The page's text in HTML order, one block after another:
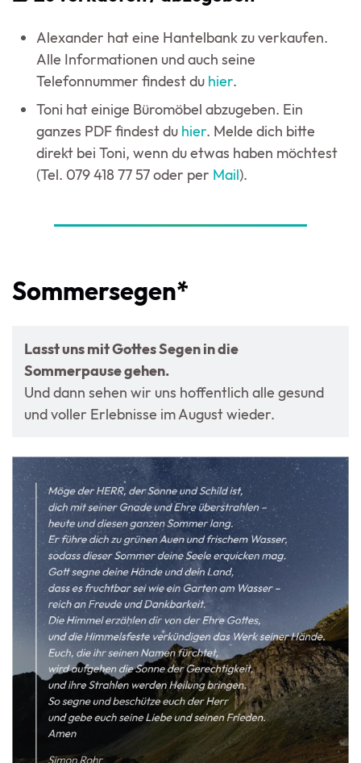
Alexander hat eine Hantelbank zu verkaufen.
Alle Informationen und auch seine
Telefonnummer findest du hier.
Toni hat einige Büromöbel abzugeben. Ein
ganzes PDF findest du hier. Melde dich bitte
direkt bei Toni, wenn du etwas haben möchtest
(Tel. 079 418 77 57 oder per Mail).
Sommersegen*
Lasst uns mit Gottes Segen in die
Sommerpause gehen.
Und dann sehen wir uns hoffentlich alle gesund
und voller Erlebnisse im August wieder.